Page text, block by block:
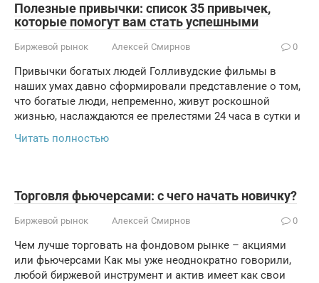
Полезные привычки: список 35 привычек,
которые помогут вам стать успешными
Биржевой рынок Алексей Смирнов 0
Привычки богатых людей Голливудские фильмы в
наших умах давно сформировали представление о том,
что богатые люди, непременно, живут роскошной
жизнью, наслаждаются ее прелестями 24 часа в сутки и
Читать полностью
Торговля фьючерсами: с чего начать новичку?
Биржевой рынок Алексей Смирнов 0
Чем лучше торговать на фондовом рынке – акциями
или фьючерсами Как мы уже неоднократно говорили,
любой биржевой инструмент и актив имеет как свои